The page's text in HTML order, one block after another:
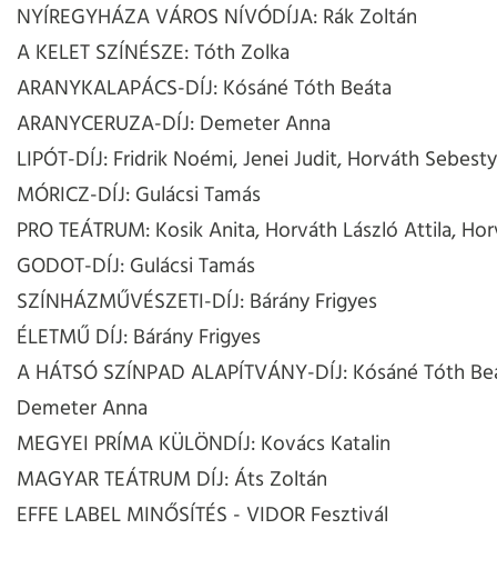
NYÍREGYHÁZA VÁROS NÍVÓDÍJA: Rák Zoltán
A KELET SZÍNÉSZE: Tóth Zolka
ARANYKALAPÁCS-DÍJ: Kósáné Tóth Beáta
ARANYCERUZA-DÍJ: Demeter Anna
LIPÓT-DÍJ: Fridrik Noémi, Jenei Judit, Horváth
MÓRICZ-DÍJ: Gulácsi Tamás
PRO TEÁTRUM: Kosik Anita, Horváth László Attila,
GODOT-DÍJ: Gulácsi Tamás
SZÍNHÁZMŰVÉSZETI-DÍJ: Bárány Frigyes
ÉLETMŰ DÍJ: Bárány Frigyes
A HÁTSÓ SZÍNPAD ALAPÍTVÁNY-DÍJ: Kósáné Tóth
Demeter Anna
MEGYEI PRÍMA KÜLÖNDÍJ: Kovács Katalin
MAGYAR TEÁTRUM DÍJ: Áts Zoltán
EFFE LABEL MINŐSÍTÉS - VIDOR Fesztivál